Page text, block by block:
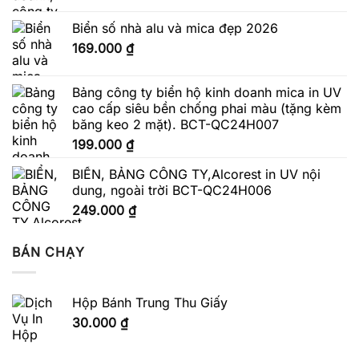
Biển số nhà alu và mica đẹp 2026
169.000 ₫
Bảng công ty biển hộ kinh doanh mica in UV
cao cấp siêu bền chống phai màu (tặng kèm
băng keo 2 mặt). BCT-QC24H007
199.000 ₫
BIỂN, BẢNG CÔNG TY,Alcorest in UV nội
dung, ngoài trời BCT-QC24H006
249.000 ₫
BÁN CHẠY
Hộp Bánh Trung Thu Giấy
30.000 ₫